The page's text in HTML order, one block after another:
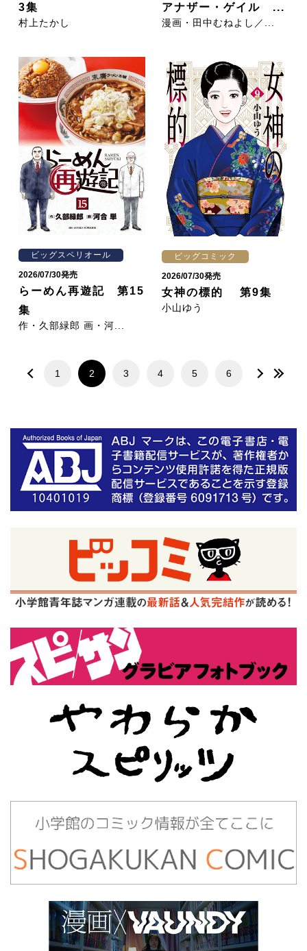
3集
村上たかし
アナザー・ゲイル ...
漫画・田中むねよし／...
ビッグスペリオール
2026/07/30発売
らーめん再遊記 第15
集
作・久部緑郎 画・河...
ビッグコミック
2026/07/30発売
女神の標的 第9集
小山ゆう
1 2 3 4 5 6